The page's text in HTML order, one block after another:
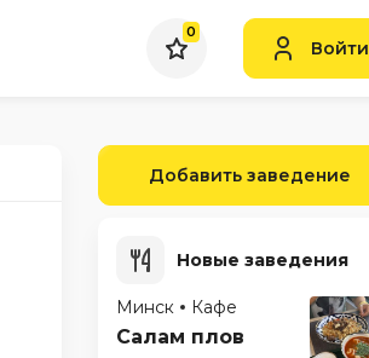
0
Войти
Добавить заведение
Новые заведения
Минск Кафе
Салам плов